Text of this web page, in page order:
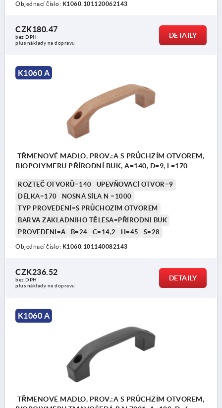
Objednací číslo: K1060.101120062143
CZK180.47
bez DPH
plus náklady na dopravu
DETAILY
K1060 A
TŘMENOVÉ MADLO, PROV.:A S PRŮCHZÍM OTVOREM,
BIOPOLYMERU PŘÍRODNÍ BUK, A=140, D=9, L=170
ROZTEČ OTVORŮ=140
UPEVŇOVACÍ OTVOR=9
DÉLKA=170
NOSNÁ SÍLA N =1000
TYP PROVEDENÍ=S PRŮCHOZÍM OTVOREM
BARVA ZÁKLADNÍHO TĚLESA=PŘÍRODNÍ BUK
PROVEDENÍ=A
B=24 C=14,2 H=45 S=28
Objednací číslo: K1060.101140082143
CZK236.52
bez DPH
plus náklady na dopravu
DETAILY
K1060 A
TŘMENOVÉ MADLO, PROV.:A S PRŮCHZÍM OTVOREM,